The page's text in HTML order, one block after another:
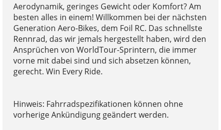
Aerodynamik, geringes Gewicht oder Komfort? Am
besten alles in einem! Willkommen bei der nächsten
Generation Aero-Bikes, dem Foil RC. Das schnellste
Rennrad, das wir jemals hergestellt haben, wird den
Ansprüchen von WorldTour-Sprintern, die immer
vorne mit dabei sind und sich absetzen können,
gerecht. Win Every Ride.
Hinweis: Fahrradspezifikationen können ohne
vorherige Ankündigung geändert werden.